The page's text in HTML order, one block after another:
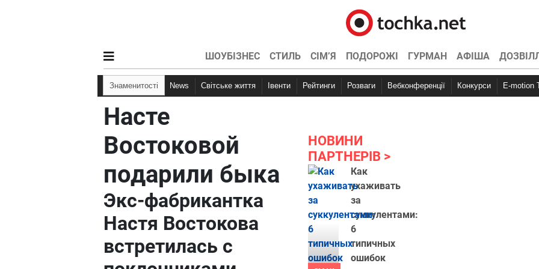
ШОУБІЗНЕС СТИЛЬ СІМ’Я ПОДОРОЖІ ГУРМАН АФІША
Знаменитості News Світське життя Івенти Рейтинги Розваги Вебконференції Конкурси E-motion
Насте
Востоковой
подарили быка
Экс-фабрикантка
Настя Востокова
встретилась с
НОВИНИ
ПАРТНЕРІВ
Как
ухаживать
за
суккулентами:
6
типичных
ошибок